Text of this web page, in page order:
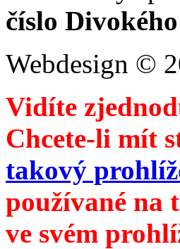
číslo
Webdesign ©
Vidíte
Chcete-li mít
takový
používané na
ve svém